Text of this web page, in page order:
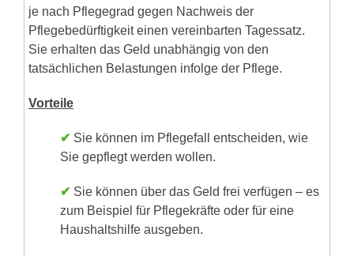
je nach Pflegegrad gegen Nachweis der
Pflegebedürftigkeit einen vereinbarten Tagessatz.
Sie erhalten das Geld unabhängig von den
tatsächlichen Belastungen infolge der Pflege.
Vorteile
✔ Sie können im Pflegefall entscheiden, wie
Sie gepflegt werden wollen.
✔ Sie können über das Geld frei verfügen – es
zum Beispiel für Pflegekräfte oder für eine
Haushaltshilfe ausgeben.